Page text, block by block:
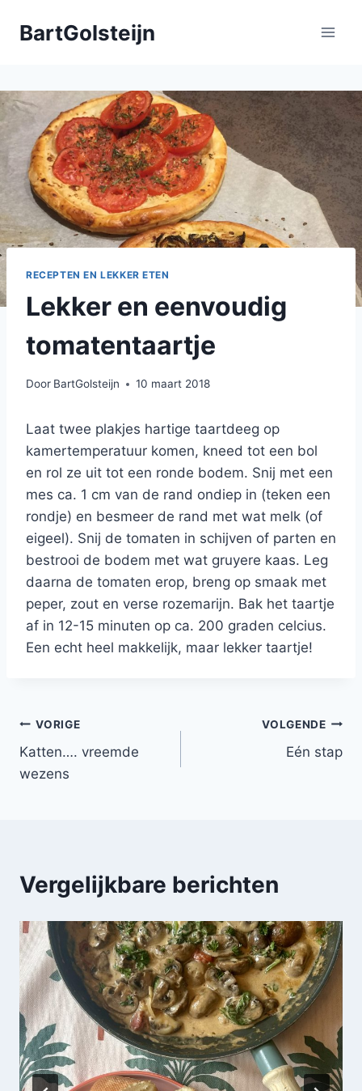
naarBartGolsteijn
RECEPTEN EN LEKKER ETEN
Lekker en eenvoudig
tomatentaartje
Door BartGolsteijn 10 maart 2018
Laat twee plakjes hartige taartdeeg op
kamertemperatuur komen, kneed tot een bol
en rol ze uit tot een ronde bodem. Snij met een
mes ca. 1 cm van de rand ondiep in (teken een
rondje) en besmeer de rand met wat melk (of
eigeel). Snij de tomaten in schijven of parten en
bestrooi de bodem met wat gruyere kaas. Leg
daarna de tomaten erop, breng op smaak met
peper, zout en verse rozemarijn. Bak het taartje
af in 12-15 minuten op ca. 200 graden celcius.
Een echt heel makkelijk, maar lekker taartje!
Bericht
navigatie
VORIGE
Katten…. vreemde
wezens
VOLGENDE
Eén stap
Vergelijkbare berichten